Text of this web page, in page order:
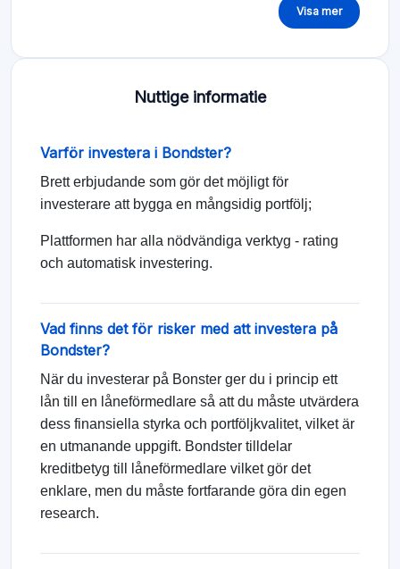
Visa mer
Nuttige informatie
Varför investera i Bondster?
Brett erbjudande som gör det möjligt för
investerare att bygga en mångsidig portfölj;
Plattformen har alla nödvändiga verktyg - rating
och automatisk investering.
Vad finns det för risker med att investera på
Bondster?
När du investerar på Bonster ger du i princip ett
lån till en låneförmedlare så att du måste utvärdera
dess finansiella styrka och portföljkvalitet, vilket är
en utmanande uppgift. Bondster tilldelar
kreditbetyg till låneförmedlare vilket gör det
enklare, men du måste fortfarande göra din egen
research.